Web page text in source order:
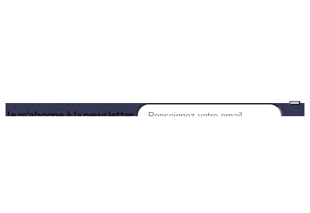
Je m'abonne à la newsletter